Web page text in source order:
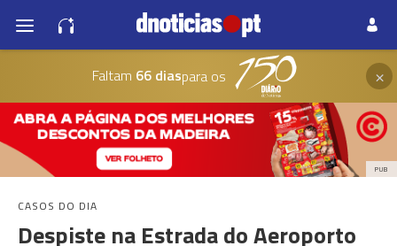
Faltam 66 diaspara os ×
PUB
CASOS DO DIA
Despiste na Estrada do Aeroporto